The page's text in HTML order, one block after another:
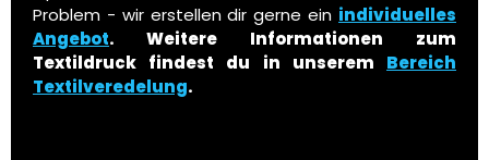
Problem - wir erstellen dir gerne ein individuelles
Angebot. Weitere Informationen zum
Textildruck findest du in unserem
Bereich
Textilveredelung.